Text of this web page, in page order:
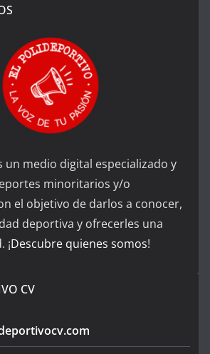
un medio digital especializado y
minoritarios y/o
el objetivo de darlos a conocer,
deportiva y ofrecerles una
¡Descubre quienes somos!
CV